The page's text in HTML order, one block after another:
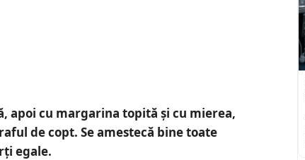
apoi cu margarina topită și cu mierea,
de copt. Se amestecă bine toate
egale.